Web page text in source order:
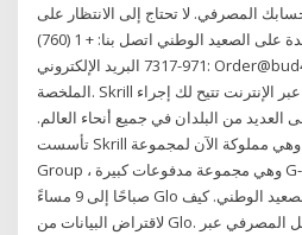
المصرفي. لا تحتاج إلى الانتظار على
الشيك يشحن الولايات المتحدة على الصعيد الوطني اتصل بنا: + 1 (760)
971-7317 البريد الإلكتروني: Order@bud4meds.com المراجعة
الملخصة. Skrill هي شركة مدفوعات عبر الإنترنت تتيح لك إجراء
العديد من البلدان في جميع أنحاء العالم.
تأسست Skrill في عام 2001 ، وهي مملوكة الآن لمجموعة Paysafe
Group ، وهي مجموعة مدفوعات كبيرة G-العمل: 6,000: 12GB: من 8
صباحًا إلى 9 مساءً Glo تعمل على جعل التغطية على الصعيد الوطني. كيف
لاقتراض البيانات من Glo. الوصول إلى رموز التحويل المصرفي عبر